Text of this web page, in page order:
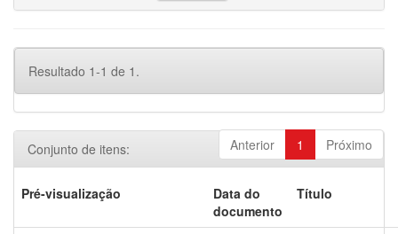
Resultado 1-1 de 1.
Anterior 1 Próximo
Conjunto de itens:
Pré-visualização
Data do
documento
Título